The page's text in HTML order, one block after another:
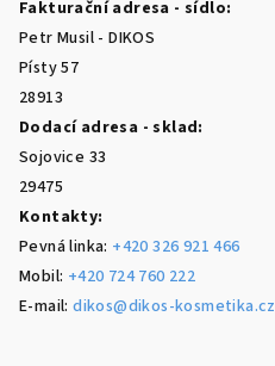
Fakturační adresa - sídlo:
Petr Musil - DIKOS
Písty 57
28913
Dodací adresa - sklad:
Sojovice 33
29475
Kontakty:
Pevná linka: +420 326 921 466
Mobil: +420 724 760 222
E-mail:dikos@dikos-kosmetika.cz